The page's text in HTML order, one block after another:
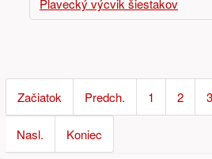
Plavecký výcvik šiestakov
Začiatok Predch. 1 2
Nasl. Koniec